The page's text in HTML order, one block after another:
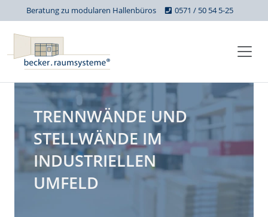
Beratung zu modularen Hallenbüros 0571 / 50 54 5-25
TRENNWÄNDE UND
STELLWÄNDE IM
INDUSTRIELLEN
UMFELD